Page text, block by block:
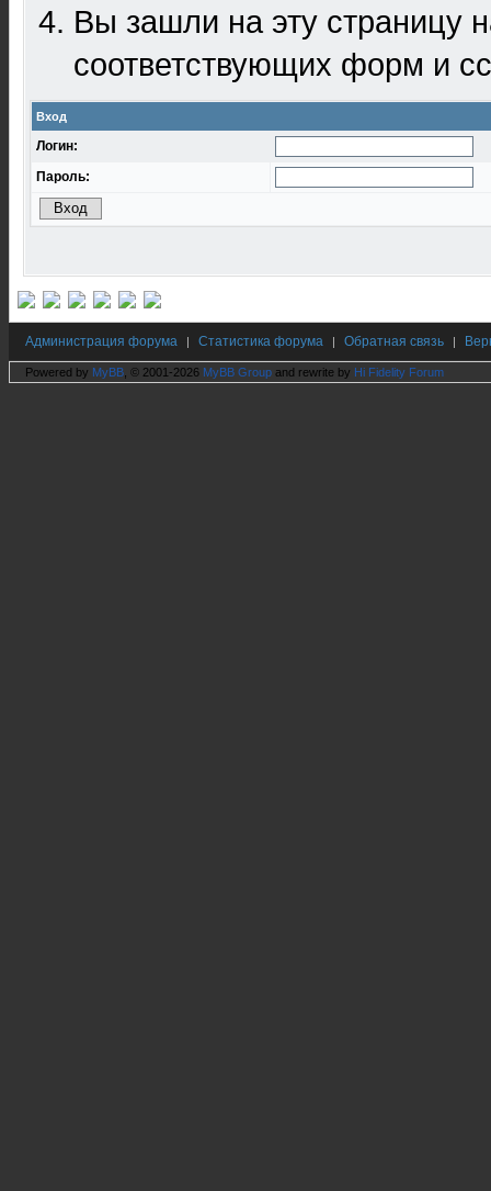
Вы зашли на эту
соответствующих форм и
Вход
Логин:
Пароль:
Администрация форума | Статистика форума | Обратная связь |
Powered by MyBB , © 2001-2026 MyBB Group and rewrite by Hi Fidelity Forum